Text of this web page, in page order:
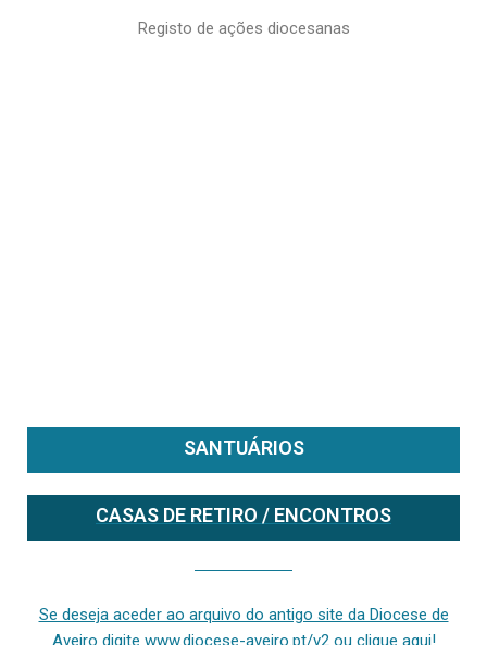
Registo de ações diocesanas
SANTUÁRIOS
CASAS DE RETIRO / ENCONTROS
Se deseja aceder ao arquivo do antigo site da Diocese de
Aveiro digite www.diocese-aveiro.pt/v2 ou clique aqui!